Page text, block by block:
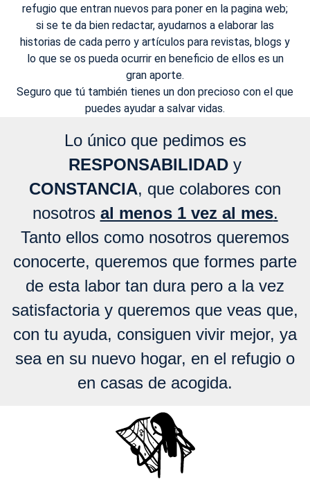
refugio que entran nuevos para poner en la pagina web;
si se te da bien redactar, ayudarnos a elaborar las
historias de cada perro y artículos para revistas, blogs y
lo que se os pueda ocurrir en beneficio de ellos es un
gran aporte.
Seguro que tú también tienes un don precioso con el que
puedes ayudar a salvar vidas.
Lo único que pedimos es
RESPONSABILIDAD y
CONSTANCIA, que colabores con
nosotros al menos 1 vez al mes.
Tanto ellos como nosotros queremos
conocerte, queremos que formes parte
de esta labor tan dura pero a la vez
satisfactoria y queremos que veas que,
con tu ayuda, consiguen vivir mejor, ya
sea en su nuevo hogar, en el refugio o
en casas de acogida.